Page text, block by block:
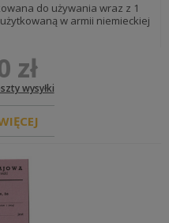
do używania wraz z 1
w armii niemieckiej
zł
wysyłki